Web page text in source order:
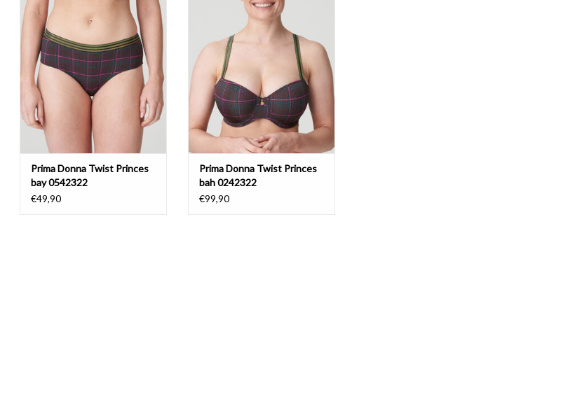
Prima Donna Twist Princes bay
0542322
Prima Donna Twist Princes
bay 0542322
€49,90
Prima Donna Twist Princes bah
0242322
AJOUTER AU PANIER
Prima Donna Twist Princes
bah 0242322
€99,90